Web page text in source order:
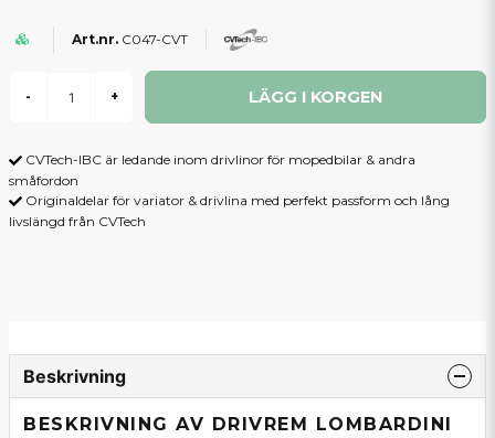
C047-CVT
- + LÄGG I KORGEN
CVTech-IBC är ledande inom drivlinor för mopedbilar & andra
småfordon
Originaldelar för variator & drivlina med perfekt passform och lång
livslängd från CVTech
Beskrivning
BESKRIVNING AV DRIVREM LOMBARDINI